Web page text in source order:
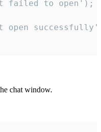
failed to open');
open
chat window.